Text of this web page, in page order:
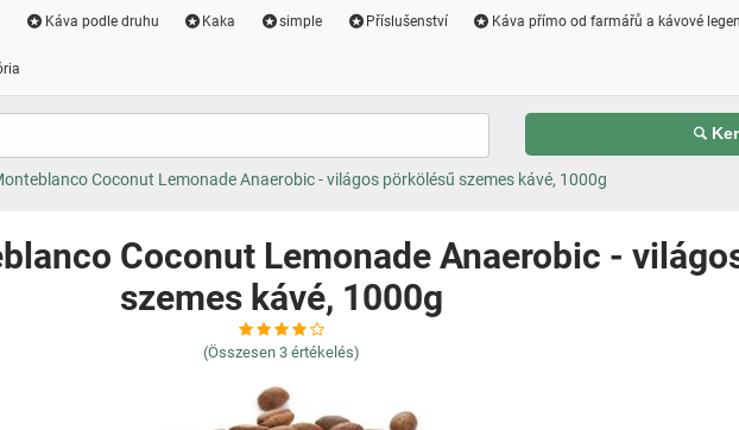
Káva podle druhu Kaka simple Příslušenství Káva přímo od farmářů a kávové
Coconut Lemonade Anaerobic - világos pörkölésű szemes kávé, 1000g
Coconut Lemonade Anaerobic -
szemes kávé, 1000g
(Összesen 3 értékelés)